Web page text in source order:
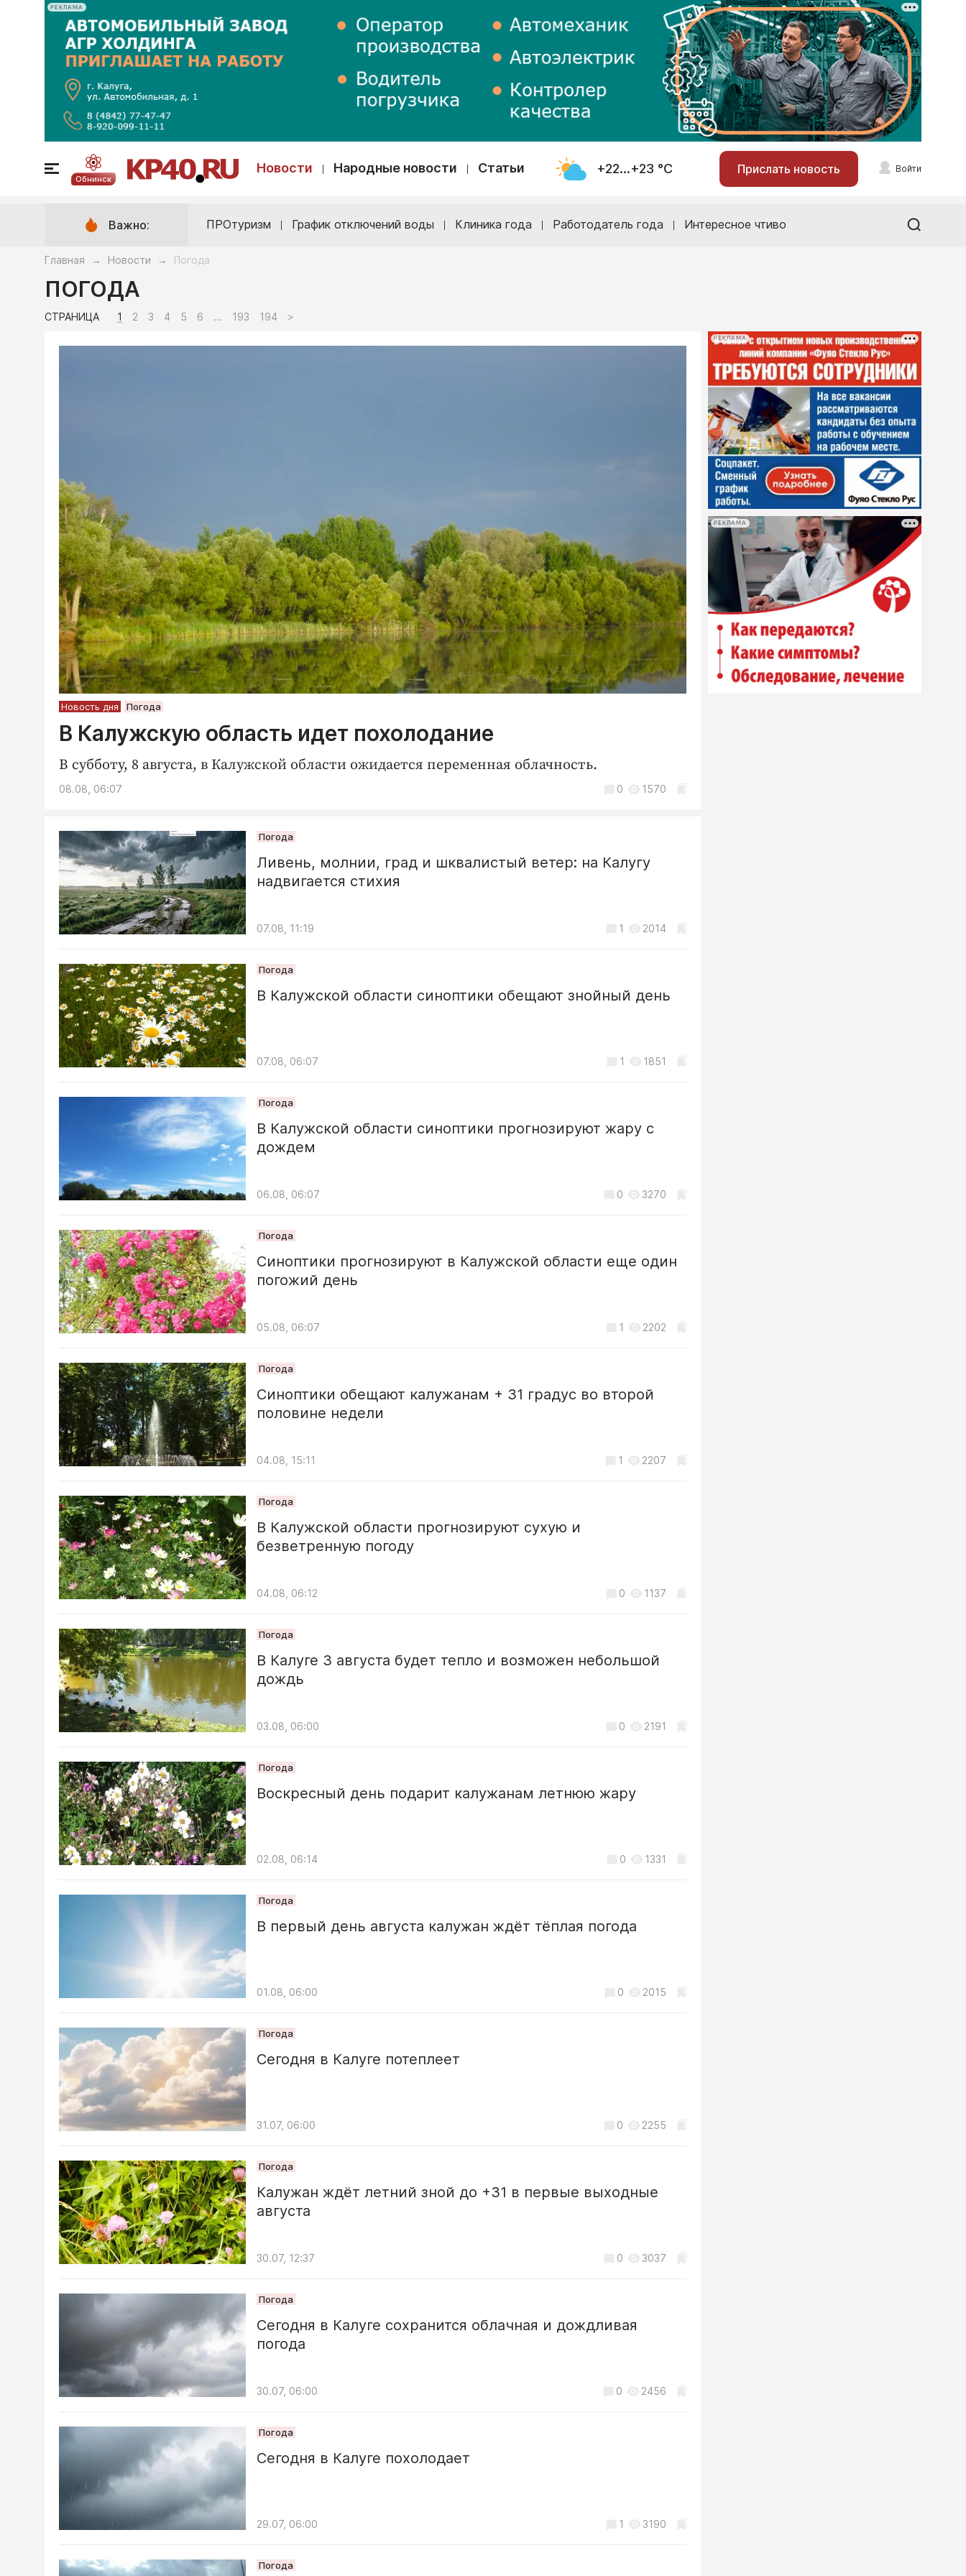
РЕКЛАМА
Обнинск
Новости Народные новости Статьи +22...+23 °С Прислать новость Войти
Важно: ПРОтуризм График отключений воды Клиника года Работодатель года Интересное чтиво
Главная → Новости → Погода
ПОГОДА
СТРАНИЦА 1 2 3 4 5 6 ... 193 194 >
Новость дня Погода
В Калужскую область идет похолодание
В субботу, 8 августа, в Калужской области ожидается переменная облачность.
08.08, 06:07 0 1570
Погода
Ливень, молнии, град и шквалистый ветер: на Калугу
надвигается стихия
07.08, 11:19 1 2014
Погода
В Калужской области синоптики обещают знойный день
07.08, 06:07 1 1851
Погода
В Калужской области синоптики прогнозируют жару с
дождем
06.08, 06:07 0 3270
Погода
Синоптики прогнозируют в Калужской области еще один
погожий день
05.08, 06:07 1 2202
Погода
Синоптики обещают калужанам + 31 градус во второй
половине недели
04.08, 15:11 1 2207
Погода
В Калужской области прогнозируют сухую и
безветренную погоду
04.08, 06:12 0 1137
Погода
В Калуге 3 августа будет тепло и возможен небольшой
дождь
03.08, 06:00 0 2191
Погода
Воскресный день подарит калужанам летнюю жару
02.08, 06:14 0 1331
Погода
В первый день августа калужан ждёт тёплая погода
01.08, 06:00 0 2015
Погода
Сегодня в Калуге потеплеет
31.07, 06:00 0 2255
Погода
Калужан ждёт летний зной до +31 в первые выходные
августа
30.07, 12:37 0 3037
Погода
Сегодня в Калуге сохранится облачная и дождливая
погода
30.07, 06:00 0 2456
Погода
Сегодня в Калуге похолодает
29.07, 06:00 1 3190
Погода
РЕКЛАМА
РЕКЛАМА